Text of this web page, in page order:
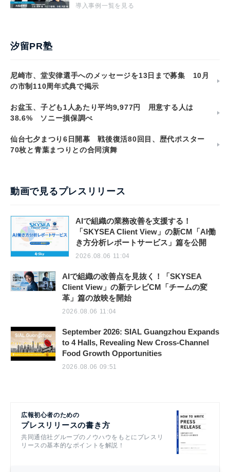
導入事例一覧を見る
汐留PR塾
尼崎市、堂安律選手へのメッセージを13日まで募集 10月
の市制110周年式典で掲示
お盆玉、子ども1人あたり平均9,977円 用意する人は
38.6% ソニー損保調べ
仙台七夕まつり6日開幕 戦後復活80回目、歴代ポスター
70枚と青葉まつりとの合同演舞
動画で見るプレスリリース
AIで組織の業務改善を支援する！
「SKYSEA Client View」の新CM「AI働
き方分析レポートサービス」篇を公開
2026.08.06 11:04
AIで組織の改善点を見抜く！「SKYSEA
Client View」の新テレビCM「チームの変
革」篇の放映を開始
2026.08.06 11:04
September 2026: SIAL Guangzhou Expands
to 4 Halls, Revealing New Cross-Channel
Food Growth Opportunities
2026.08.06 09:51
広報初心者のための
プレスリリースの書き方
共同通信社グループのノウハウをもとにプレスリ
リースの基本的なポイントを解説！